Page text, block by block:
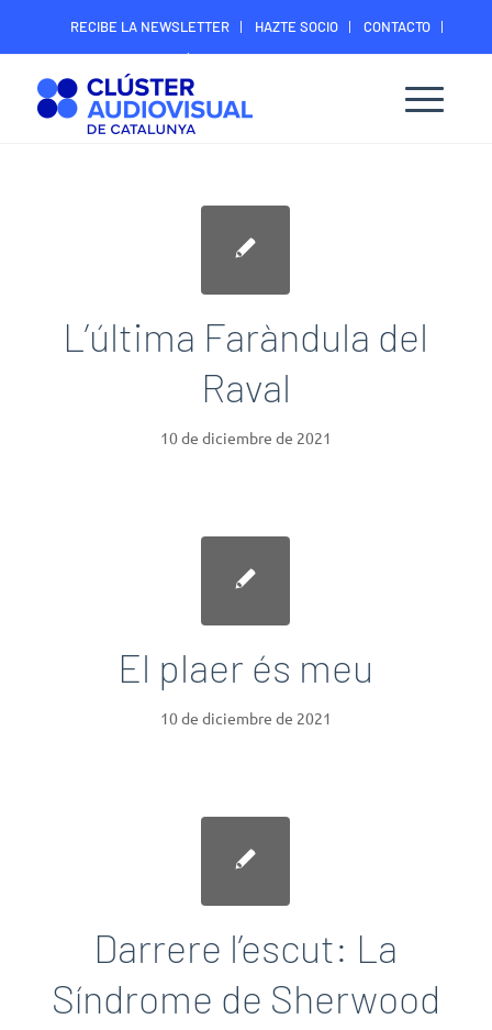
RECIBE LA NEWSLETTER HAZTE SOCIO
CONTACTO
ÁREA DIGITAL SOCIOS
L’última Faràndula del
Raval
10 de diciembre de 2021
El plaer és meu
10 de diciembre de 2021
Darrere l’escut: La
Síndrome de Sherwood